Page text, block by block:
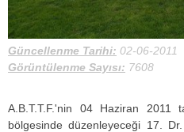
Güncellenme Tarihi: 02-06-2011
Görüntülenme Sayısı: 7608
A.B.T.T.F.'nin 04 Haziran 2011
bölgesinde düzenleyeceği 17.